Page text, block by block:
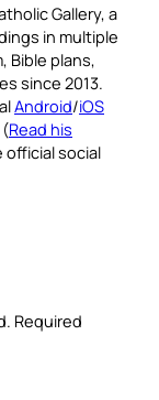
Gallery, a
in multiple
Bible plans,
since 2013.
Android/iOS
Read his
social
Required